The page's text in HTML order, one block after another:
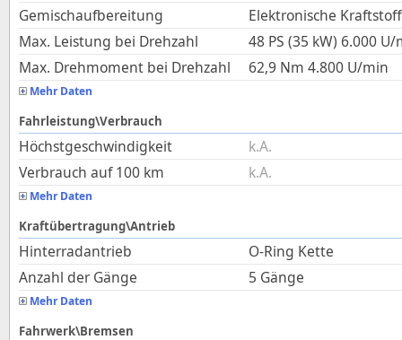
Gemischaufbereitung
Elektronische
Max. Leistung bei Drehzahl
48 PS (35 kW) 6.000 U/
Max. Drehmoment bei Drehzahl
62,9 Nm 4.800 U/min
Mehr Daten
Fahrleistung\Verbrauch
Höchstgeschwindigkeit
k.A.
Verbrauch auf 100 km
k.A.
Mehr Daten
Kraftübertragung\Antrieb
Hinterradantrieb
O-Ring Kette
Anzahl der Gänge
5 Gänge
Mehr Daten
Fahrwerk\Bremsen